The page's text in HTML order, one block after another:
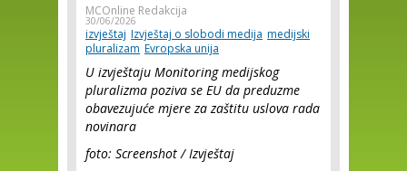
MCOnline Redakcija
30/06/2026
izvještaj Izvještaj o slobodi medija medijski
pluralizam Evropska unija
U izvještaju Monitoring medijskog
pluralizma poziva se EU da preduzme
obavezujuće mjere za zaštitu uslova rada
novinara
foto: Screenshot / Izvještaj